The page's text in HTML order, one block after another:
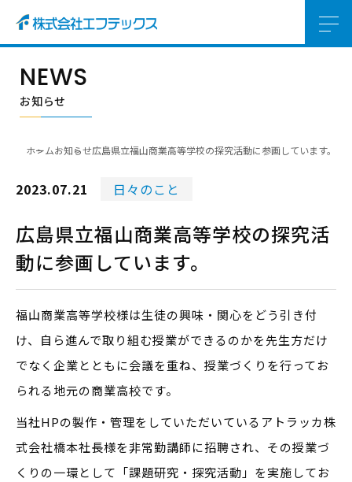
NEWS
お知らせ
ホームお知らせ広島県立福山商業高等学校の探究活動に参画しています。
2023.07.21 日々のこと
広島県立福山商業高等学校の探究活
動に参画しています。
福山商業高等学校様は生徒の興味・関心をどう引き付
け、自ら進んで取り組む授業ができるのかを先生方だけ
でなく企業とともに会議を重ね、授業づくりを行ってお
られる地元の商業高校です。
当社HPの製作・管理をしていただいているアトラッカ株
式会社橋本社長様を非常勤講師に招聘され、その授業づ
くりの一環として「課題研究・探究活動」を実施してお